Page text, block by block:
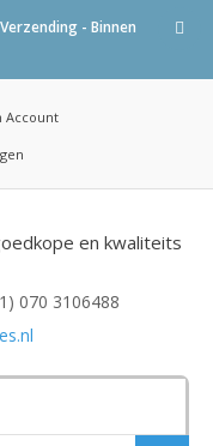
- Binnen
Account
070 3106488